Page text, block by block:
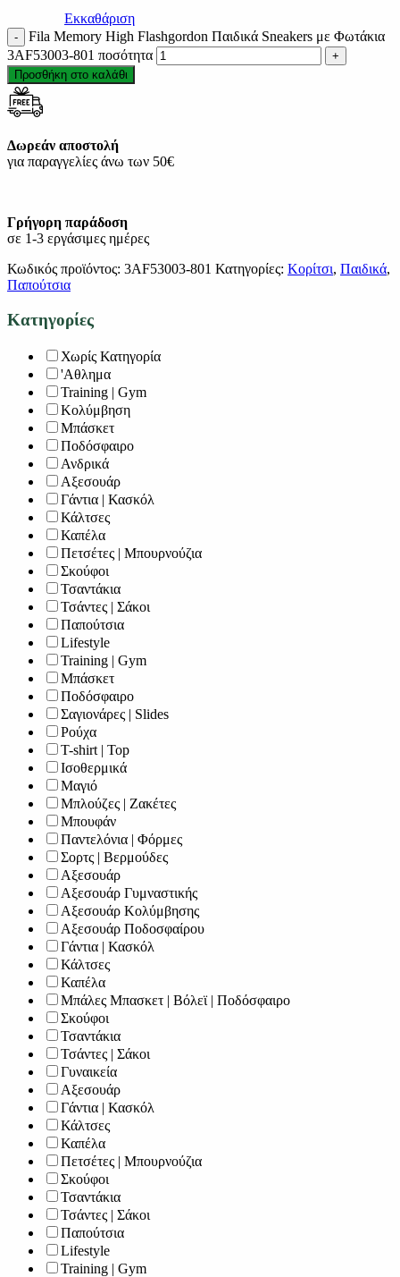
Εκκαθάριση
Fila Memory High Flashgordon Παιδικά Sneakers με Φωτάκια
3AF53003-801 ποσότητα
Προσθήκη στο καλάθι
Δωρεάν αποστολή
για παραγγελίες άνω των 50€
Γρήγορη παράδοση
σε 1-3 εργάσιμες ημέρες
Κωδικός προϊόντος: 3AF53003-801 Κατηγορίες: Κορίτσι, Παιδικά,
Παπούτσια
Κατηγορίες
Χωρίς Κατηγορία
'Αθλημα
Training | Gym
Κολύμβηση
Μπάσκετ
Ποδόσφαιρο
Ανδρικά
Αξεσουάρ
Γάντια | Κασκόλ
Κάλτσες
Καπέλα
Πετσέτες | Μπουρνούζια
Σκούφοι
Τσαντάκια
Τσάντες | Σάκοι
Παπούτσια
Lifestyle
Training | Gym
Μπάσκετ
Ποδόσφαιρο
Σαγιονάρες | Slides
Ρούχα
T-shirt | Top
Ισοθερμικά
Μαγιό
Μπλούζες | Ζακέτες
Μπουφάν
Παντελόνια | Φόρμες
Σορτς | Βερμούδες
Αξεσουάρ
Αξεσουάρ Γυμναστικής
Αξεσουάρ Κολύμβησης
Αξεσουάρ Ποδοσφαίρου
Γάντια | Κασκόλ
Κάλτσες
Καπέλα
Μπάλες Μπασκετ | Βόλεϊ | Ποδόσφαιρο
Σκούφοι
Τσαντάκια
Τσάντες | Σάκοι
Γυναικεία
Αξεσουάρ
Γάντια | Κασκόλ
Κάλτσες
Καπέλα
Πετσέτες | Μπουρνούζια
Σκούφοι
Τσαντάκια
Τσάντες | Σάκοι
Παπούτσια
Lifestyle
Training | Gym